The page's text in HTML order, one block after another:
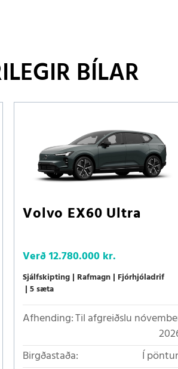
BÍLAR
Volvo EX60 Ultra
Verð12.780.000 kr.
Sjálfskipting Rafmagn Fjórhjóladrif
5 sæta
Afhending:Til afgreiðslu
Birgðastaða:
Í